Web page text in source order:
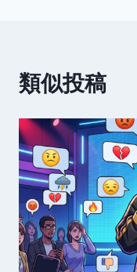
シ
ョ
ン
類似投稿